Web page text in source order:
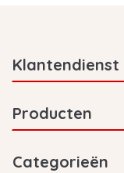
Klantendienst
Producten
Categorieën